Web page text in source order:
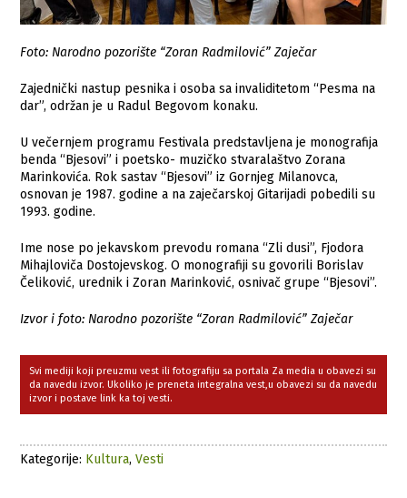
Foto: Narodno pozorište “Zoran Radmilović” Zaječar
Zajednički nastup pesnika i osoba sa invaliditetom “Pesma na
dar”, održan je u Radul Begovom konaku.
U večernjem programu Festivala predstavljena je monografija
benda “Bjesovi” i poetsko- muzičko stvaralaštvo Zorana
Marinkovića. Rok sastav “Bjesovi” iz Gornjeg Milanovca,
osnovan je 1987. godine a na zaječarskoj Gitarijadi pobedili su
1993. godine.
Ime nose po jekavskom prevodu romana “Zli dusi”, Fjodora
Mihajloviča Dostojevskog. O monografiji su govorili Borislav
Čeliković, urednik i Zoran Marinković, osnivač grupe “Bjesovi”.
Izvor i foto: Narodno pozorište “Zoran Radmilović” Zaječar
Svi mediji koji preuzmu vest ili fotografiju sa portala Za media u obavezi su
da navedu izvor. Ukoliko je preneta integralna vest,u obavezi su da navedu
izvor i postave link ka toj vesti.
Kategorije: Kultura,Vesti